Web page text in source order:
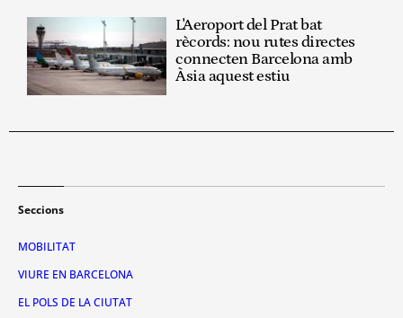
L'Aeroport del Prat bat
rècords: nou rutes directes
connecten Barcelona amb
Àsia aquest estiu
Seccions
MOBILITAT
VIURE EN BARCELONA
EL POLS DE LA CIUTAT